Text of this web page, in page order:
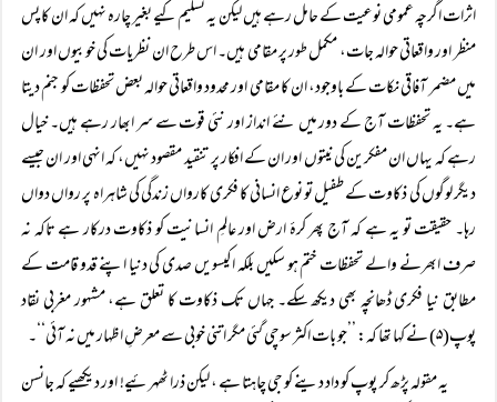
اثرات اگرچہ عمومی نوعیت کے حامل رہے ہیں لیکن یہ تسلیم کیے بغیر چارہ نہیں کہ ان کا پس
منظر اور واقعاتی حوالہ جات، مکمل طور پر مقامی ہیں۔ اس طرح ان نظریات کی خوبیوں اور ان
میں مضمر آفاقی نکات کے باوجود، ان کا مقامی اور محدود واقعاتی حوالہ بعض تحفظات کو جنم دیتا
ہے۔ یہ تحفظات آج کے دور میں نئے انداز اور نئی قوت سے سر ابھار رہے ہیں۔ خیال
رہے کہ یہاں ان مفکرین کی نیتوں اور ان کے افکار پر تنقید مقصود نہیں، کہ انہی اور ان جیسے
دیگر لوگوں کی ذکاوت کے طفیل تو نوع انسانی کا فکری کارواں زندگی کی شاہراہ پر رواں دواں
رہا۔ حقیقت تو یہ ہے کہ آج پھر کرۂ ارض اور عالمِ انسانیت کو ذکاوت درکار ہے تاکہ نہ
صرف ابھرنے والے تحفظات ختم ہو سکیں بلکہ اکیسویں صدی کی دنیا اپنے قدو قامت کے
مطابق نیا فکری ڈھانچہ بھی دیکھ سکے۔ جہاں تک ذکاوت کا تعلق ہے، مشہور مغربی نقاد
پوپ(۵) نے کہا تھا کہ: ’’جو بات اکثر سوچی گئی مگر اتنی خوبی سے معرضِ اظہار میں نہ آئی‘‘۔
یہ مقولہ پڑھ کر پوپ کو داد دینے کو جی چاہتا ہے ، لیکن ذرا ٹھہرئیے! اور دیکھیے کہ جانسن